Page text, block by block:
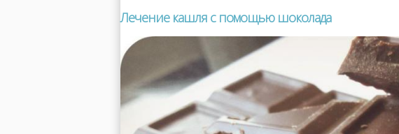
Лечение кашля с помощью шоколада